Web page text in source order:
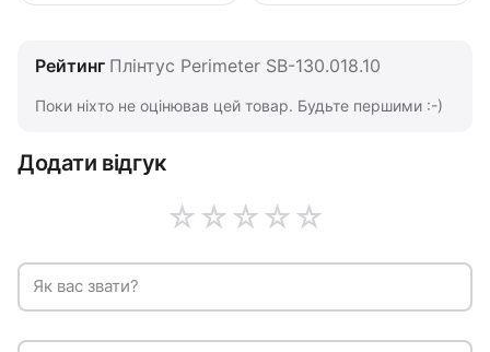
Рейтинг Плінтус Perimeter SB-130.018.10
Поки ніхто не оцінював цей товар. Будьте першими :-)
Додати відгук
☆
☆
☆
☆
☆
Як вас звати?